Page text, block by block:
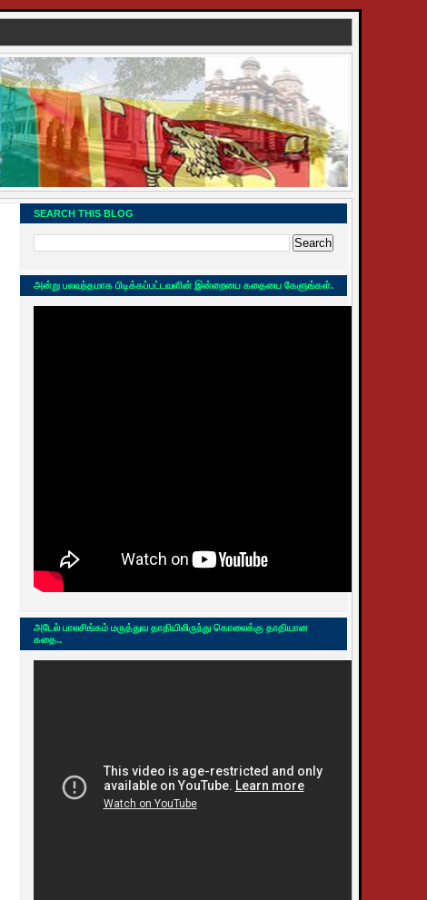
SEARCH THIS BLOG
அன்று பலவந்தமாக பிடிக்கப்பட்டவளின் இன்றையை கதையை கேளுங்கள்.
அடேல் பாலசிங்கம் மருத்துவ தாதியிலிருந்து கொலைக்கு தாதியான
கதை..